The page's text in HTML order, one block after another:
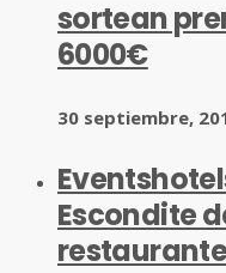
sortean
6000€
30 septiembre,
Escondite